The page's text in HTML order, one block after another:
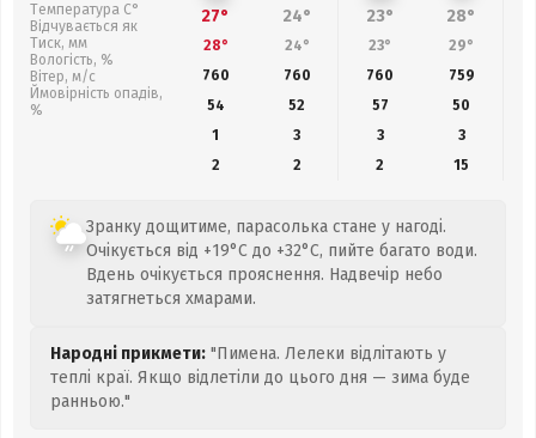
Температура С°
Відчувається як
Тиск, мм
Вологість, %
Вітер, м/с
Ймовірність опадів,
%
27° 24° 23° 28°
28° 24° 23° 29°
760
760 760 759
54
52 57 50
1
3 3
3
2
2 2 15
Зранку дощитиме, парасолька стане у нагоді.
Очікується від +19°C до +32°C, пийте багато води.
Вдень очікується прояснення. Надвечір небо
затягнеться хмарами.
Народні прикмети: "Пимена. Лелеки відлітають у
теплі краї. Якщо відлетіли до цього дня — зима буде
ранньою."